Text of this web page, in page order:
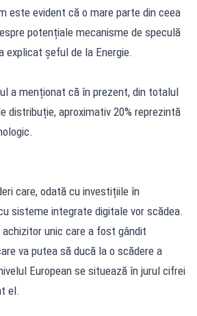
este evident că o mare parte din ceea
potențiale mecanisme de speculă
șeful de la Energie.
a menționat că în prezent, din totalul
distribuție, aproximativ 20% reprezintă
care, odată cu investițiile în
sisteme integrate digitale vor scădea.
unic care a fost gândit
va putea să ducă la o scădere a
European se situează în jurul cifrei
el.